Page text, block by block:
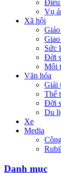
Điều
Vụ
Xã hội
Sức
Đời
Môi
Văn hóa
Giải
Thể
Đời
Du
Xe
Media
Danh mục